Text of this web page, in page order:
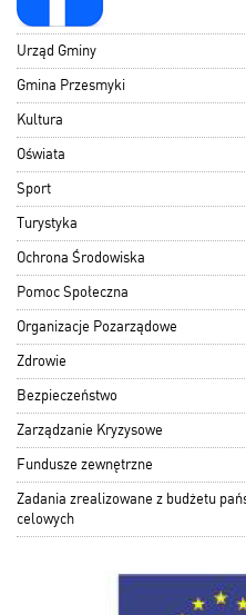
Urząd Gminy
Gmina Przesmyki
Kultura
Oświata
Sport
Turystyka
Ochrona Środowiska
Pomoc Społeczna
Organizacje Pozarządowe
Zdrowie
Bezpieczeństwo
Zarządzanie Kryzysowe
Fundusze zewnętrzne
Zadania zrealizowane z budżetu
celowych